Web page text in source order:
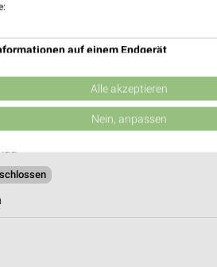
auf einem Endgerät
Auswahl von Werbeanzeigen
Werbung
von Inhalten
Alle akzeptieren
Nein, anpassen